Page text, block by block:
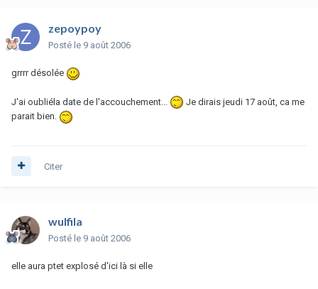
zepoypoy
Posté le 9 août 2006
grrrr désolée
J'ai oubliéla date de l'accouchement...
Je dirais jeudi 17 août, ca me
parait bien.
Citer
wulfila
Posté le 9 août 2006
elle aura ptet explosé d'ici là si elle